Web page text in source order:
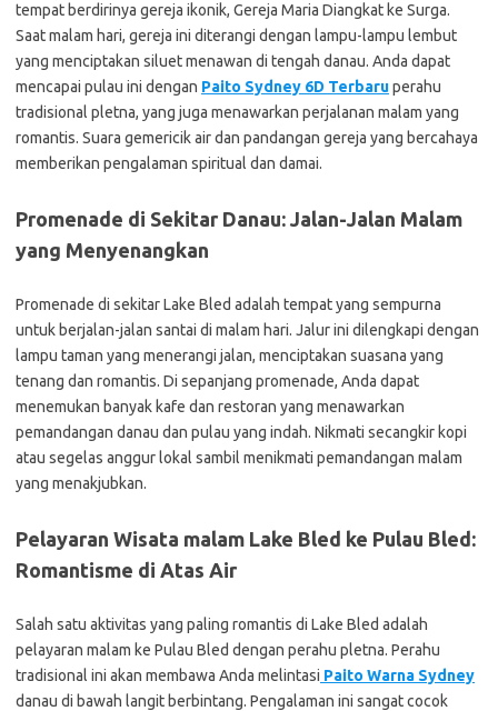
tempat berdirinya gereja ikonik, Gereja Maria Diangkat ke Surga.
Saat malam hari, gereja ini diterangi dengan lampu-lampu lembut
yang menciptakan siluet menawan di tengah danau. Anda dapat
mencapai pulau ini dengan Paito Sydney 6D Terbaruperahu
tradisional pletna, yang juga menawarkan perjalanan malam yang
romantis. Suara gemericik air dan pandangan gereja yang bercahaya
memberikan pengalaman spiritual dan damai.
Promenade di Sekitar Danau: Jalan-Jalan Malam
yang Menyenangkan
Promenade di sekitar Lake Bled adalah tempat yang sempurna
untuk berjalan-jalan santai di malam hari. Jalur ini dilengkapi dengan
lampu taman yang menerangi jalan, menciptakan suasana yang
tenang dan romantis. Di sepanjang promenade, Anda dapat
menemukan banyak kafe dan restoran yang menawarkan
pemandangan danau dan pulau yang indah. Nikmati secangkir kopi
atau segelas anggur lokal sambil menikmati pemandangan malam
yang menakjubkan.
Pelayaran Wisata malam Lake Bled ke Pulau Bled:
Romantisme di Atas Air
Salah satu aktivitas yang paling romantis di Lake Bled adalah
pelayaran malam ke Pulau Bled dengan perahu pletna. Perahu
tradisional ini akan membawa Anda melintasi Paito Warna Sydney
danau di bawah langit berbintang. Pengalaman ini sangat cocok